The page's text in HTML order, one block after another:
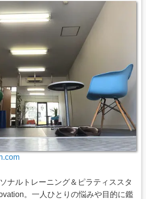
ナルトレーニング＆ピラティススタ
。一人ひとりの悩みや目的に鑑